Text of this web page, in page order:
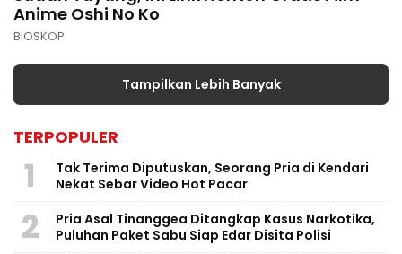
Anime Oshi No Ko
BIOSKOP
Tampilkan Lebih Banyak
TERPOPULER
1
Tak Terima Diputuskan, Seorang Pria di Kendari
Nekat Sebar Video Hot Pacar
2
Pria Asal Tinanggea Ditangkap Kasus Narkotika,
Puluhan Paket Sabu Siap Edar Disita Polisi